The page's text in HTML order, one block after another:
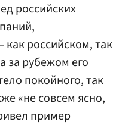
российских
как российском, так
за рубежом его
покойного, так
«не совсем ясно,
пример